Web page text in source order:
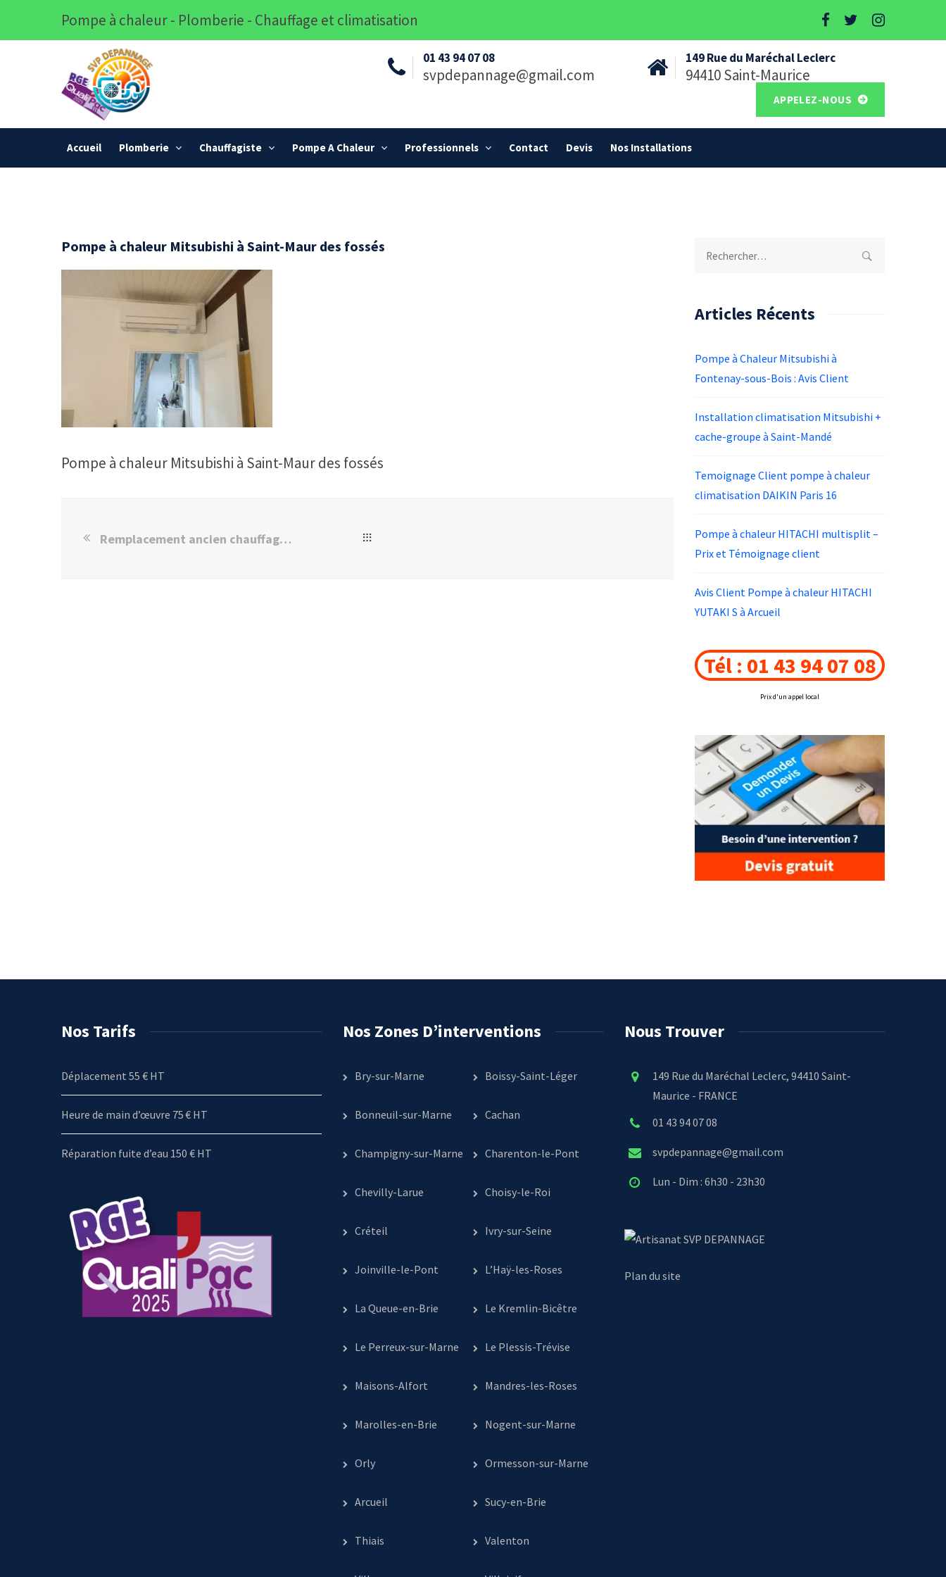
Pompe à chaleur - Plomberie - Chauffage et climatisation
01 43 94 07 08
svpdepannage@gmail.com
149 Rue du Maréchal Leclerc
94410 Saint-Maurice
APPELEZ-NOUS
Accueil Plomberie Chauffagiste Pompe A Chaleur Professionnels Contact Devis Nos Installations
Pompe à chaleur Mitsubishi à Saint-Maur des fossés
Pompe à chaleur Mitsubishi à Saint-Maur des fossés
Remplacement ancien chauffage par PAC à Saint-Maur des fossés
Rechercher :
Articles Récents
Pompe à Chaleur Mitsubishi à
Fontenay-sous-Bois : Avis Client
Installation climatisation Mitsubishi +
cache-groupe à Saint-Mandé
Temoignage Client pompe à chaleur
climatisation DAIKIN Paris 16
Pompe à chaleur HITACHI multisplit –
Prix et Témoignage client
Avis Client Pompe à chaleur HITACHI
YUTAKI S à Arcueil
Tél : 01 43 94 07 08
Prix d'un appel local
Nos Tarifs
Déplacement 55 € HT
Heure de main d’œuvre 75 € HT
Réparation fuite d’eau 150 € HT
Nos Zones D’interventions
Bry-sur-Marne Boissy-Saint-Léger
Bonneuil-sur-Marne Cachan
Champigny-sur-Marne Charenton-le-Pont
Chevilly-Larue Choisy-le-Roi
Créteil Ivry-sur-Seine
Joinville-le-Pont L’Haÿ-les-Roses
La Queue-en-Brie Le Kremlin-Bicêtre
Le Perreux-sur-Marne Le Plessis-Trévise
Maisons-Alfort Mandres-les-Roses
Marolles-en-Brie Nogent-sur-Marne
Orly Ormesson-sur-Marne
Arcueil Sucy-en-Brie
Thiais Valenton
Nous Trouver
149 Rue du Maréchal Leclerc, 94410 Saint-
Maurice - FRANCE
01 43 94 07 08
svpdepannage@gmail.com
Lun - Dim : 6h30 - 23h30
SVP DEPANNAGE
Plan du site